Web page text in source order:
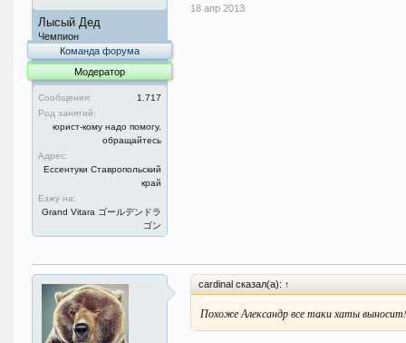
Лысый Дед
Чемпион
Команда форума
Модератор
Сообщения:
1.717
Род занятий:
юрист-кому надо помогу,
обращайтесь
Адрес:
Ессентуки Ставропольский
край
Езжу на:
Grand Vitara ゴールデンドラ
ゴン
18 апр 2013
cardinal сказал(а): ↑
Похоже Александр все таки хаты выносит!